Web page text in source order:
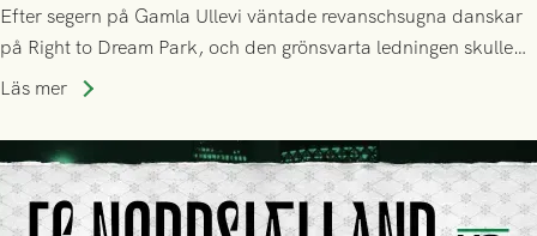
Efter segern på Gamla Ullevi väntade revanschsugna danskar
på Right to Dream Park, och den grönsvarta ledningen skulle
upphöra efter mindre än kvarten spelad. På lika mark visade
tennissiffror och det grönsvarta europaäventyret tog slut.
Läs mer